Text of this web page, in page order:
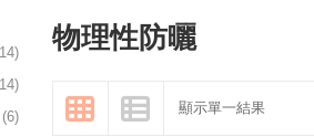
(6)
物理性防曬
顯示單一結果